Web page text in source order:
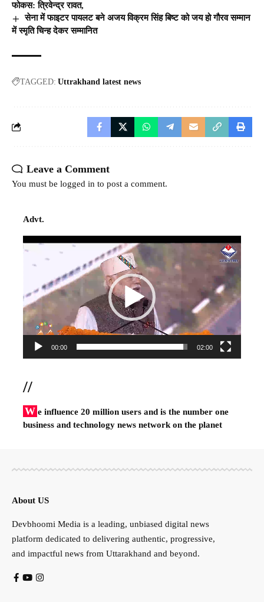
फोकस: त्रिवेन्द्र रावत,
सेना में फाइटर पायलट बने अजय विक्रम सिंह बिष्ट को जय हो गौरव सम्मान
में स्मृति चिन्ह देकर सम्मानित
TAGGED: Uttrakhand latest news
Leave a Comment
You must be logged in to post a comment.
Advt.
Video
00:00 02:00
//
W e influence 20 million users and is the number one
business and technology news network on the planet
About US
Devbhoomi Media is a leading, unbiased digital news
platform dedicated to delivering authentic, progressive,
and impactful news from Uttarakhand and beyond.